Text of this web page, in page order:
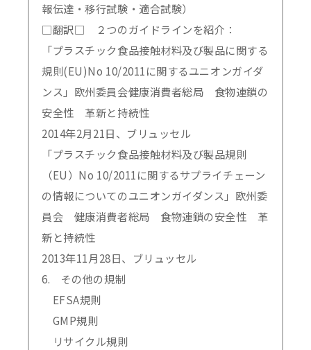
報伝達・移行試験・適合試験）
□翻訳□ ２つのガイドラインを紹介：
「プラスチック食品接触材料及び製品に関する
規則(EU)No 10/2011に関するユニオンガイダ
ンス」欧州委員会健康消費者総局 食物連鎖の
安全性 革新と持続性
2014年2月21日、ブリュッセル
「プラスチック食品接触材料及び製品規則
（EU）No 10/2011に関するサプライチェーン
の情報についてのユニオンガイダンス」欧州委
員会 健康消費者総局 食物連鎖の安全性 革
新と持続性
2013年11月28日、ブリュッセル
6. その他の規制
EFSA規則
GMP規則
リサイクル規則